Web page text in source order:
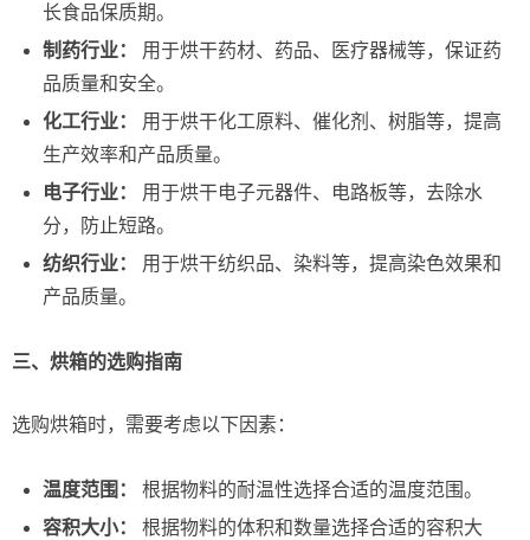
长食品保质期。
制药行业：
用于烘干药材、药品、医疗器械等，保证药
品质量和安全。
化工行业：
用于烘干化工原料、催化剂、树脂等，提高
生产效率和产品质量。
电子行业：
用于烘干电子元器件、电路板等，去除水
分，防止短路。
纺织行业：
用于烘干纺织品、染料等，提高染色效果和
产品质量。
三、烘箱的选购指南
选购烘箱时，需要考虑以下因素：
温度范围：
根据物料的耐温性选择合适的温度范围。
容积大小：
根据物料的体积和数量选择合适的容积大